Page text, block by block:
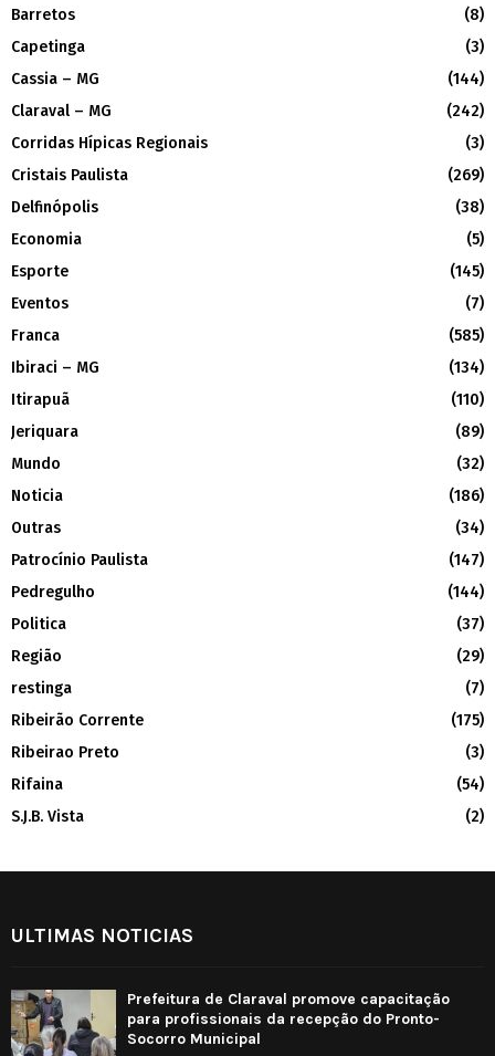
Barretos
(8)
Capetinga
(3)
Cassia – MG
(144)
Claraval – MG
(242)
Corridas Hípicas Regionais
(3)
Cristais Paulista
(269)
Delfinópolis
(38)
Economia
(5)
Esporte
(145)
Eventos
(7)
Franca
(585)
Ibiraci – MG
(134)
Itirapuã
(110)
Jeriquara
(89)
Mundo
(32)
Noticia
(186)
Outras
(34)
Patrocínio Paulista
(147)
Pedregulho
(144)
Politica
(37)
Região
(29)
restinga
(7)
Ribeirão Corrente
(175)
Ribeirao Preto
(3)
Rifaina
(54)
S.J.B. Vista
(2)
ULTIMAS NOTICIAS
Prefeitura de Claraval promove capacitação
para profissionais da recepção do Pronto-
Socorro Municipal